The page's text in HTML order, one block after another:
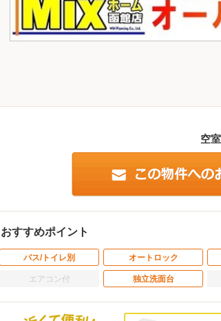
空
おすすめポイント
バス/トイレ別 オートロック
エアコン付 独立洗面台